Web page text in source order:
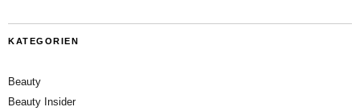
KATEGORIEN
Beauty
Beauty Insider